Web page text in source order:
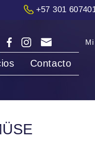
+57 301
Contacto